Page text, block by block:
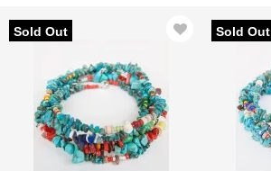
Sold Out Sold Out